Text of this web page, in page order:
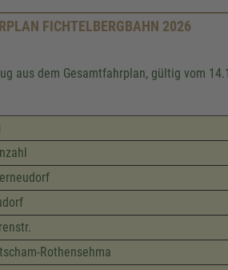
FICHTELBERGBAHN 2026
aus dem Gesamtfahrplan, gültig vom
Rothensehma